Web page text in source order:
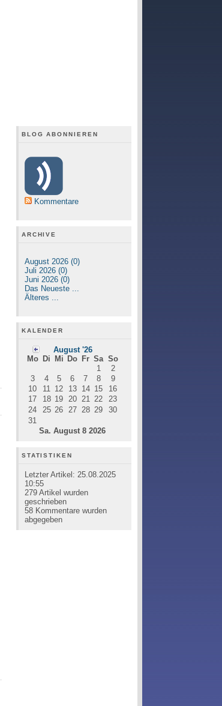
BLOG ABONNIEREN
Kommentare
ARCHIVE
August 2026 (0)
Juli 2026 (0)
Juni 2026 (0)
Das Neueste ...
Älteres ...
KALENDER
August '26
Mo
Di Mi Do Fr Sa So
Sa. August 8 2026
1
2
3
4 5 6 7 8
9
10
11 12 13 14 15
16
17
18 19 20 21 22
23
24
25 26 27 28 29
30
31
STATISTIKEN
Letzter Artikel: 25.08.2025
10:55
279Artikel wurden
geschrieben
58Kommentare wurden
abgegeben